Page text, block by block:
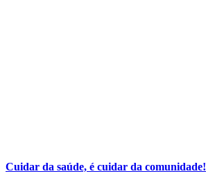
Cuidar da saúde, é cuidar da comunidade!